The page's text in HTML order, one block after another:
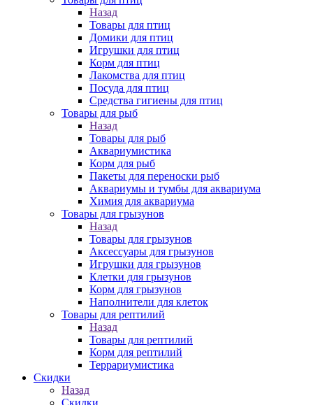
Назад
Товары для птиц
Домики для птиц
Игрушки для птиц
Корм для птиц
Лакомства для птиц
Посуда для птиц
Средства гигиены для птиц
Товары для рыб
Назад
Товары для рыб
Аквариумистика
Корм для рыб
Пакеты для переноски рыб
Аквариумы и тумбы для аквариума
Химия для аквариума
Товары для грызунов
Назад
Товары для грызунов
Аксессуары для грызунов
Игрушки для грызунов
Клетки для грызунов
Корм для грызунов
Наполнители для клеток
Товары для рептилий
Назад
Товары для рептилий
Корм для рептилий
Террариумистика
Скидки
Назад
Скидки